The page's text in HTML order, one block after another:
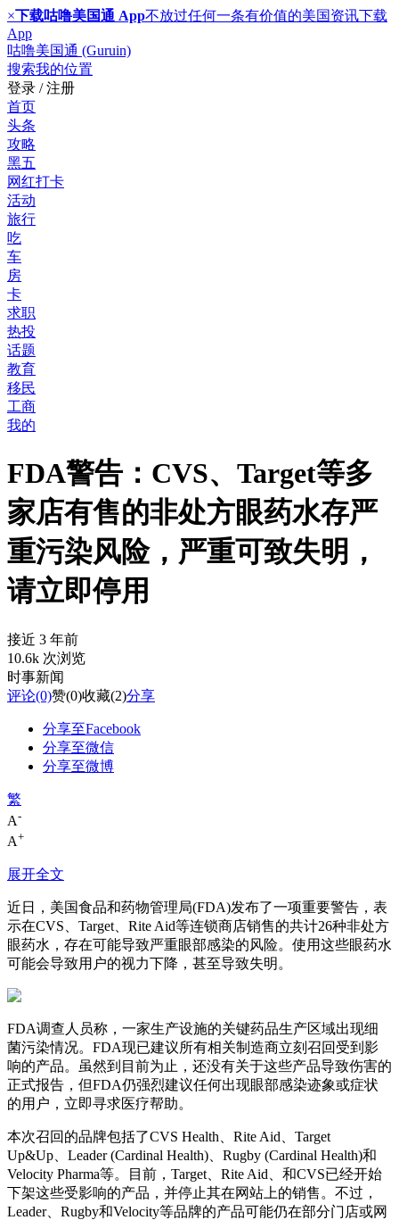
×下载咕噜美国通 App不放过任何一条有价值的美国资讯下载
App
咕噜美国通 (Guruin)
搜索我的位置
登录 / 注册
首页
头条
攻略
黑五
网红打卡
活动
旅行
吃
车
房
卡
求职
热投
话题
教育
移民
工商
我的
FDA警告：CVS、Target等多
家店有售的非处方眼药水存严
重污染风险，严重可致失明，
请立即停用
接近 3 年前
10.6k 次浏览
时事新闻
评论(0)赞(0)收藏(2)分享
分享至Facebook
分享至微信
分享至微博
繁
A-
A+
展开全文
近日，美国食品和药物管理局(FDA)发布了一项重要警告，表
示在CVS、Target、Rite Aid等连锁商店销售的共计26种非处方
眼药水，存在可能导致严重眼部感染的风险。使用这些眼药水
可能会导致用户的视力下降，甚至导致失明。
FDA调查人员称，一家生产设施的关键药品生产区域出现细
菌污染情况。FDA现已建议所有相关制造商立刻召回受到影
响的产品。虽然到目前为止，还没有关于这些产品导致伤害的
正式报告，但FDA仍强烈建议任何出现眼部感染迹象或症状
的用户，立即寻求医疗帮助。
本次召回的品牌包括了CVS Health、Rite Aid、Target
Up&Up、Leader (Cardinal Health)、Rugby (Cardinal Health)和
Velocity Pharma等。目前，Target、Rite Aid、和CVS已经开始
下架这些受影响的产品，并停止其在网站上的销售。不过，
Leader、Rugby和Velocity等品牌的产品可能仍在部分门店或网